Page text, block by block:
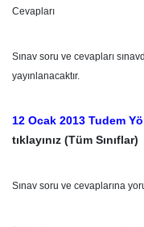
Cevapları
Sınav soru ve cevapları
yayınlanacaktır.
12 Ocak 2013 Tudem
tıklayınız (Tüm Sınıflar)
Sınav soru ve cevaplarına